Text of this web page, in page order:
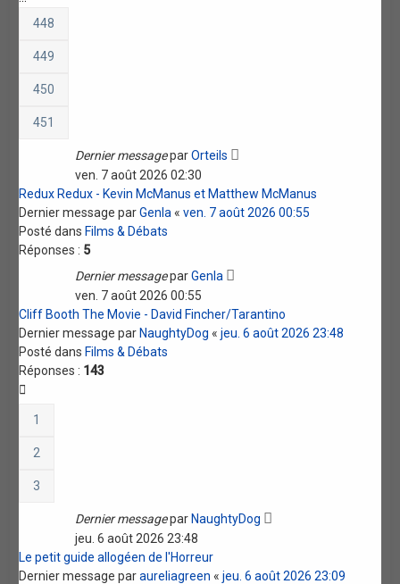
448
449
450
451
Dernier messageparOrteils
ven. 7 août 2026 02:30
Redux Redux - Kevin McManus et Matthew McManus
Dernier message parGenla «ven. 7 août 2026 00:55
Posté dansFilms & Débats
Réponses : 5
Dernier messageparGenla
ven. 7 août 2026 00:55
Cliff Booth The Movie - David Fincher/Tarantino
Dernier message parNaughtyDog «jeu. 6 août 2026 23:48
Posté dansFilms & Débats
Réponses : 143
1
2
3
Dernier messageparNaughtyDog
jeu. 6 août 2026 23:48
Le petit guide allogéen de l'Horreur
Dernier message paraureliagreen «jeu. 6 août 2026 23:09